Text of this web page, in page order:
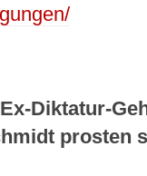
Diktatur-
prosten